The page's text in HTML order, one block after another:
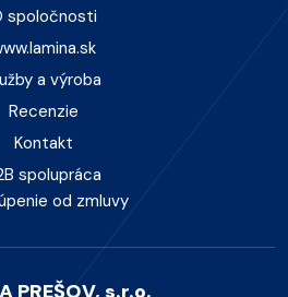
spoločnosti
a výroba
Recenzie
Kontakt
spolupráca
od zmluvy
PREŠOV, s.r.o.